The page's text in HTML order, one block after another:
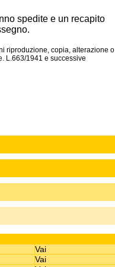
spedite e un recapito
riproduzione, copia, alterazione o
L.663/1941 e successive
Vai
Vai